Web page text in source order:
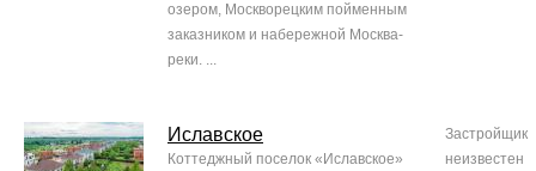
озером, Москворецким пойменным
заказником и набережной Москва-
реки. ...
Иславское
Коттеджный поселок «Иславское»
Застройщик
неизвестен